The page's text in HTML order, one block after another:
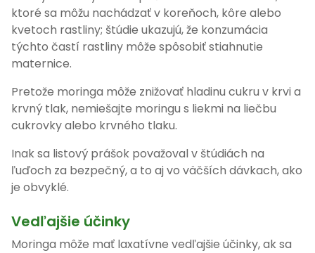
ktoré sa môžu nachádzať v koreňoch, kôre alebo
kvetoch rastliny; štúdie ukazujú, že konzumácia
týchto častí rastliny môže spôsobiť stiahnutie
maternice.
Pretože moringa môže znižovať hladinu cukru v krvi a
krvný tlak, nemiešajte moringu s liekmi na liečbu
cukrovky alebo krvného tlaku.
Inak sa listový prášok považoval v štúdiách na
ľuďoch za bezpečný, a to aj vo väčších dávkach, ako
je obvyklé.
Vedľajšie účinky
Moringa môže mať laxatívne vedľajšie účinky, ak sa